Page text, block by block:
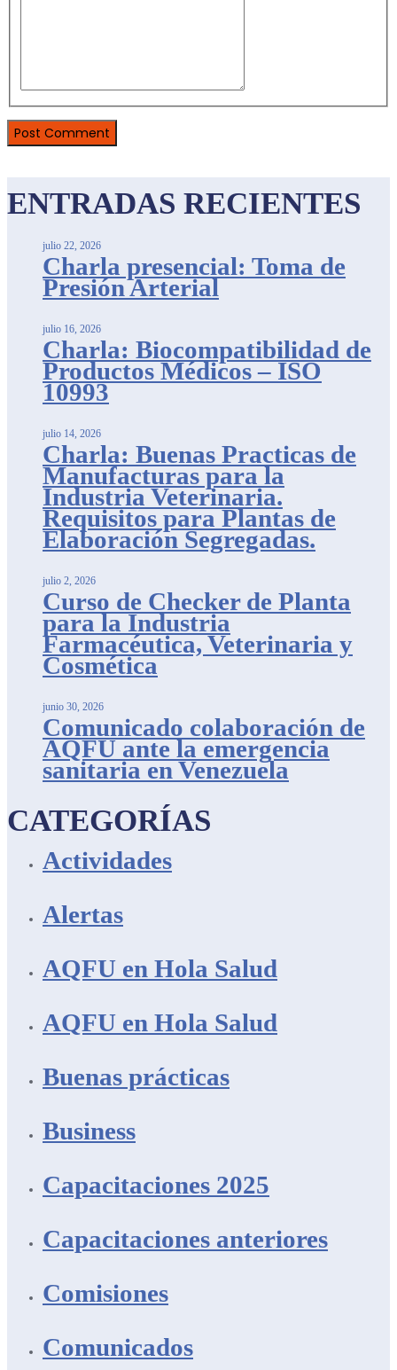
ENTRADAS RECIENTES
Charla presencial: Toma de
Presión Arterial
julio 22, 2026
Charla: Biocompatibilidad de
Productos Médicos – ISO
10993
julio 16, 2026
Charla: Buenas Practicas de
Manufacturas para la
Industria Veterinaria.
Requisitos para Plantas de
Elaboración Segregadas.
julio 14, 2026
Curso de Checker de Planta
para la Industria
Farmacéutica, Veterinaria y
Cosmética
julio 2, 2026
Comunicado colaboración de
AQFU ante la emergencia
sanitaria en Venezuela
junio 30, 2026
CATEGORÍAS
Actividades
Alertas
AQFU en Hola Salud
AQFU en Hola Salud
Buenas prácticas
Business
Capacitaciones 2025
Capacitaciones anteriores
Comisiones
Comunicados